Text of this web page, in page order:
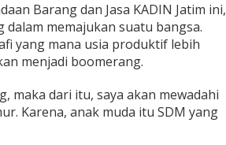
Barang dan Jasa KADIN Jatim ini,
memajukan suatu bangsa.
yang mana usia produktif lebih
menjadi boomerang.
maka dari itu, saya akan mewadahi
Karena, anak muda itu SDM yang